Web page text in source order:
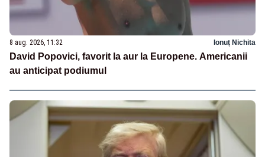
8 aug. 2026, 11:32 Ionuț Nichita
David Popovici, favorit la aur la Europene. Americanii
au anticipat podiumul